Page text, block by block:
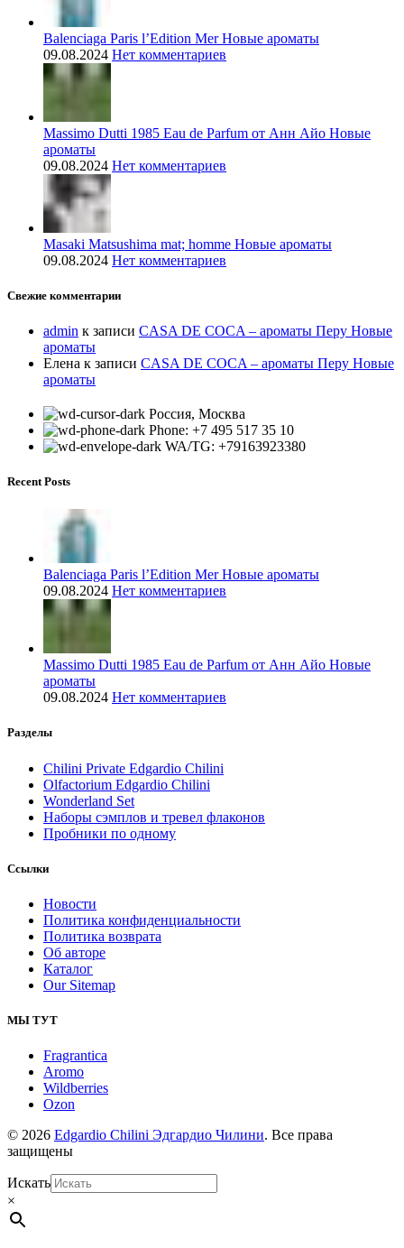
Balenciaga Paris l’Edition Mer Новые ароматы
09.08.2024 Нет комментариев
Massimo Dutti 1985 Eau de Parfum от Анн Айо Новые
ароматы
09.08.2024 Нет комментариев
Masaki Matsushima mat; homme Новые ароматы
09.08.2024 Нет комментариев
Свежие комментарии
admin к записи CASA DE COCA – ароматы Перу Новые
ароматы
Елена к записи CASA DE COCA – ароматы Перу Новые
ароматы
Россия, Москва
Phone: +7 495 517 35 10
WA/TG: +79163923380
Recent Posts
Balenciaga Paris l’Edition Mer Новые ароматы
09.08.2024 Нет комментариев
Massimo Dutti 1985 Eau de Parfum от Анн Айо Новые
ароматы
09.08.2024 Нет комментариев
Разделы
Chilini Private Edgardio Chilini
Olfactorium Edgardio Chilini
Wonderland Set
Наборы сэмплов и тревел флаконов
Пробники по одному
Ссылки
Новости
Политика конфиденциальности
Политика возврата
Об авторе
Каталог
Our Sitemap
МЫ ТУТ
Fragrantica
Aromo
Wildberries
Ozon
© 2026 Edgardio Chilini Эдгардио Чилини. Все права
защищены
Искать
×